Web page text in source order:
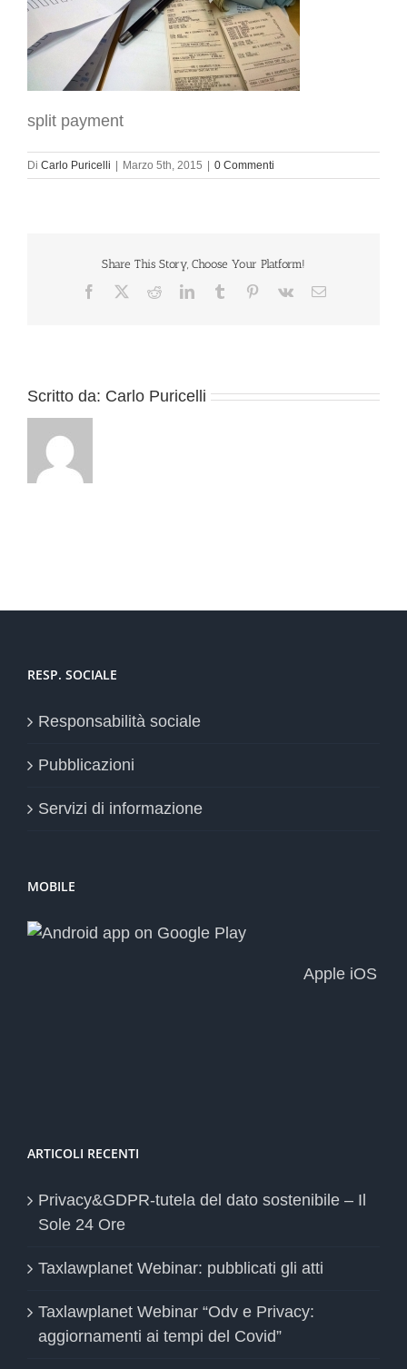
split payment
Di Carlo Puricelli Marzo 5th, 2015 0 Commenti
Share This Story, Choose Your Platform!
Facebook RedditLinkedInTumblr Pinterest
Vk Email
Scritto da: Carlo Puricelli
RESP. SOCIALE
Responsabilità sociale
Pubblicazioni
Servizi di informazione
MOBILE
Apple iOS
ARTICOLI RECENTI
Privacy&GDPR-tutela del dato sostenibile – Il
Sole 24 Ore
Taxlawplanet Webinar: pubblicati gli atti
Taxlawplanet Webinar “Odv e Privacy:
aggiornamenti ai tempi del Covid”